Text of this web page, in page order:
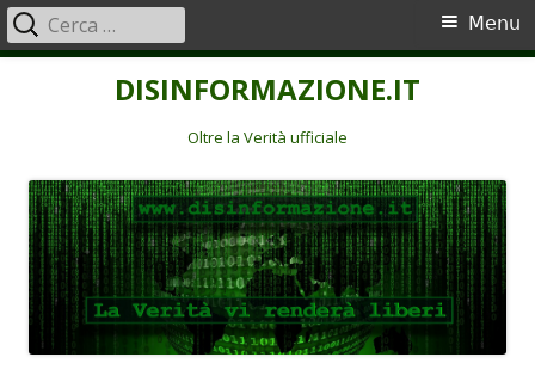
DISINFORMAZIONE.IT
Oltre la Verità ufficiale
Menu
principale
Menu
Ricerca
per: